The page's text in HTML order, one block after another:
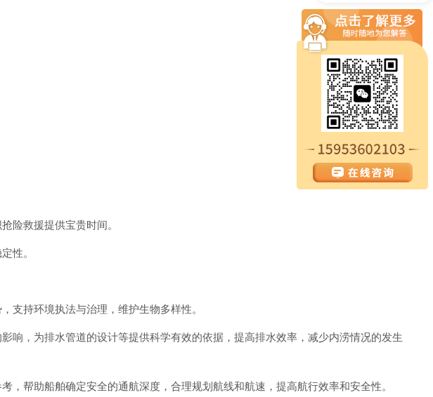
险救援提供宝贵时间。
性。
支持环境执法与治理，维护生物多样性。
响，为排水管道的设计等提供科学有效的依据，提高排水效率，减少内涝情况的发生
帮助船舶确定安全的通航深度，合理规划航线和航速，提高航行效率和安全性。